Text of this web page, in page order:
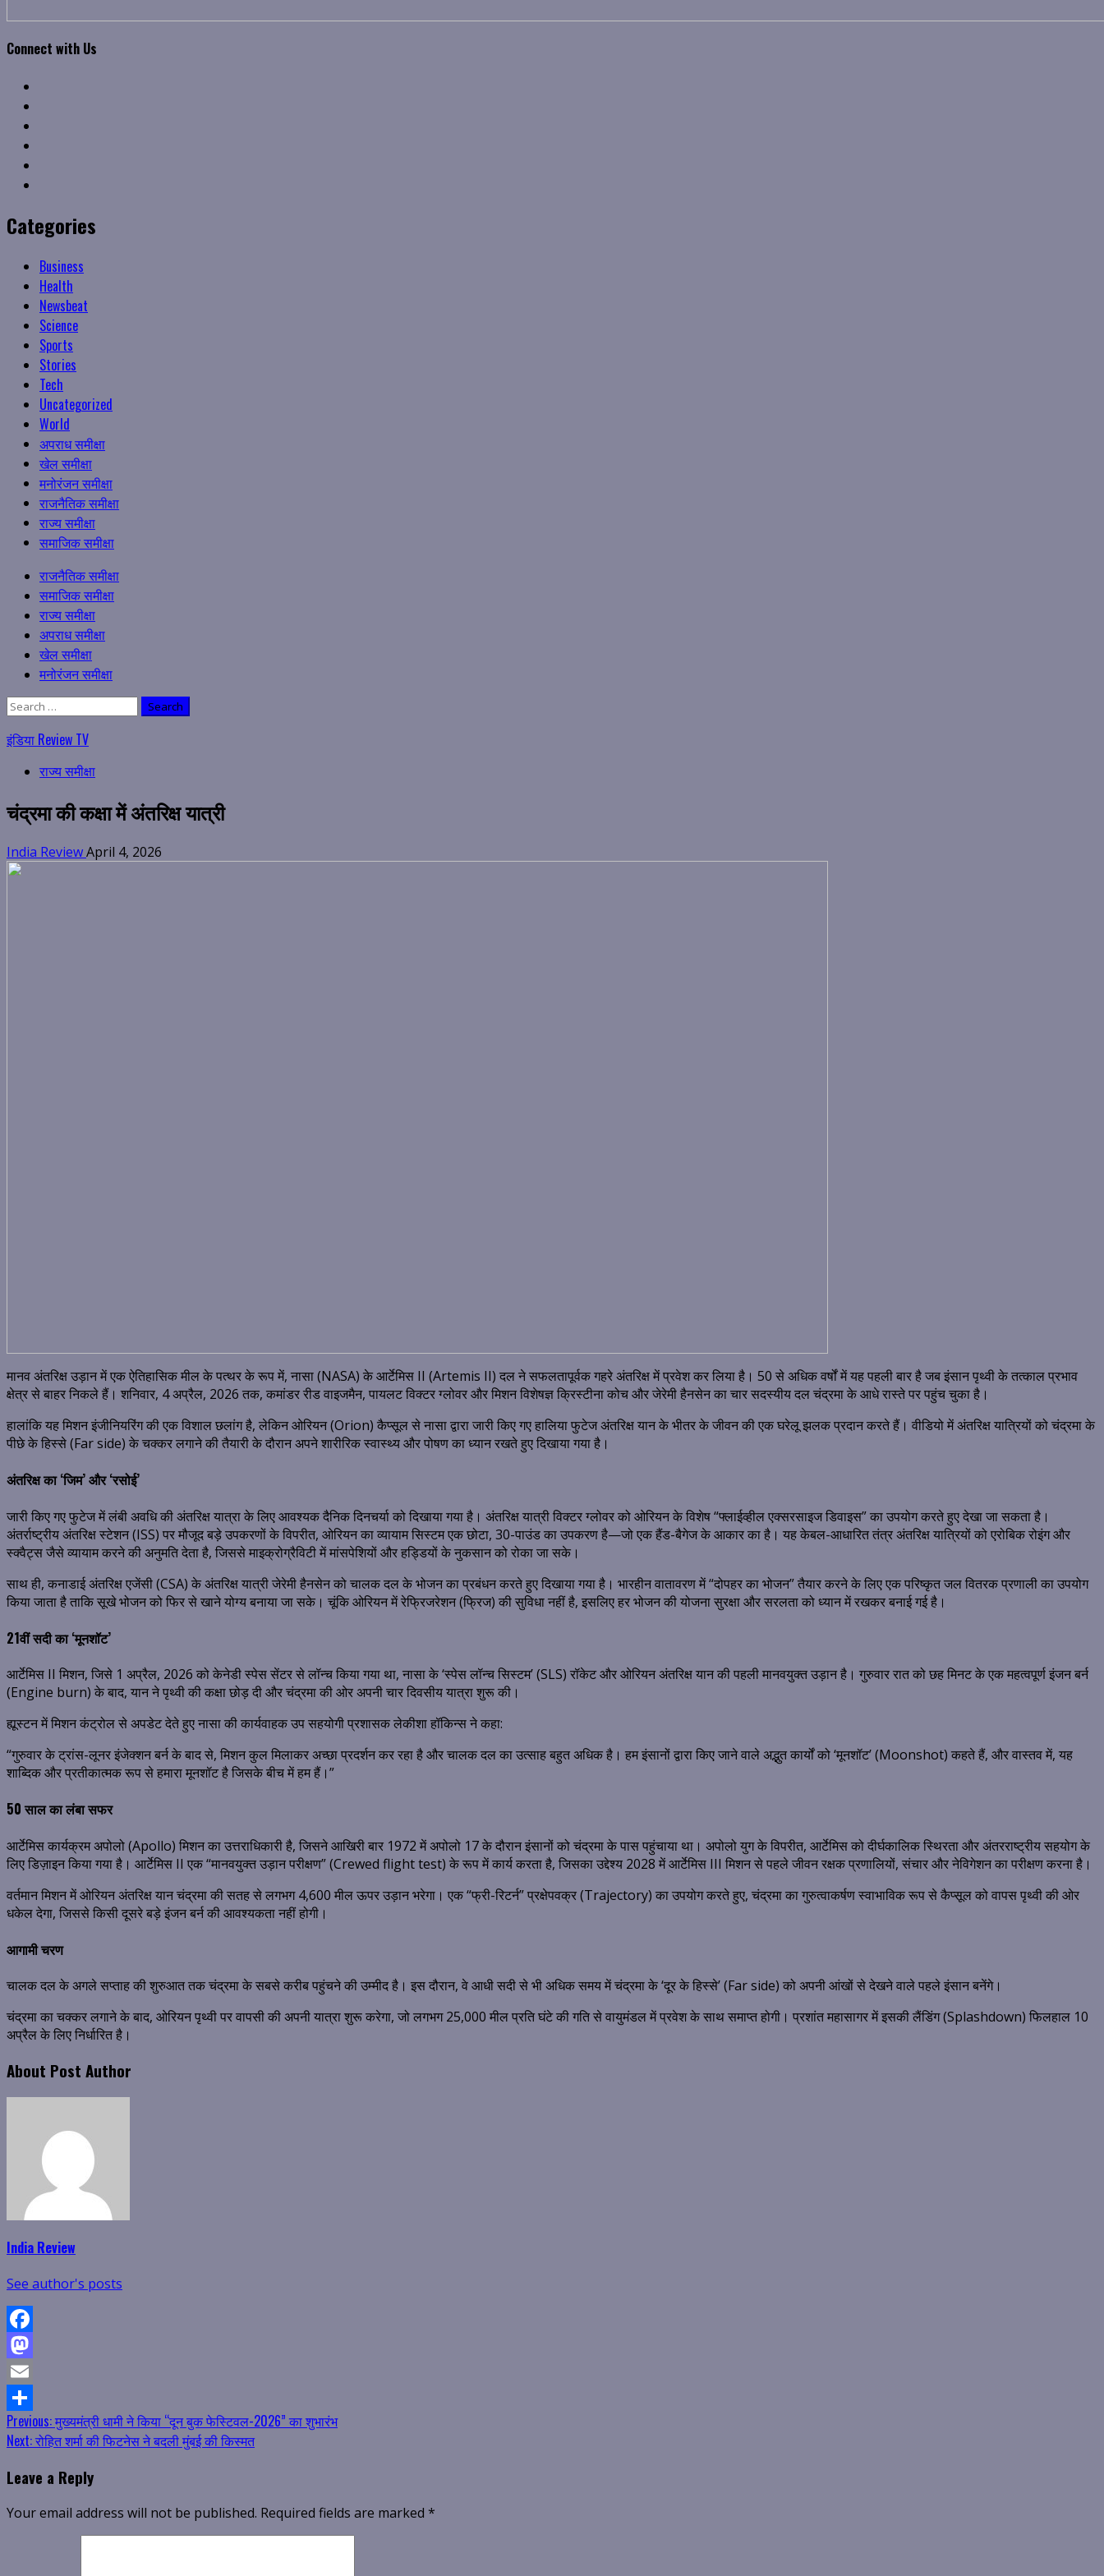
Connect with Us
Categories
Business
Health
Newsbeat
Science
Sports
Stories
Tech
Uncategorized
World
अपराध समीक्षा
खेल समीक्षा
मनोरंजन समीक्षा
राजनैतिक समीक्षा
राज्य समीक्षा
समाजिक समीक्षा
Primary
Menu
राजनैतिक समीक्षा
समाजिक समीक्षा
राज्य समीक्षा
अपराध समीक्षा
खेल समीक्षा
मनोरंजन समीक्षा
Search
इंडिया Review TV
राज्य समीक्षा
चंद्रमा की कक्षा में अंतरिक्ष यात्री
India ReviewApril 4, 2026
मानव अंतरिक्ष उड़ान में एक ऐतिहासिक मील के पत्थर के रूप में, नासा (NASA) के आर्टेमिस II (Artemis II) दल ने सफलतापूर्वक गहरे अंतरिक्ष में प्रवेश कर लिया है। 50 से अधिक वर्षों में यह पहली बार है जब इंसान पृथ्वी के तत्काल प्रभाव
क्षेत्र से बाहर निकले हैं। शनिवार, 4 अप्रैल, 2026 तक, कमांडर रीड वाइजमैन, पायलट विक्टर ग्लोवर और मिशन विशेषज्ञ क्रिस्टीना कोच और जेरेमी हैनसेन का चार सदस्यीय दल चंद्रमा के आधे रास्ते पर पहुंच चुका है।
हालांकि यह मिशन इंजीनियरिंग की एक विशाल छलांग है, लेकिन ओरियन (Orion) कैप्सूल से नासा द्वारा जारी किए गए हालिया फुटेज अंतरिक्ष यान के भीतर के जीवन की एक घरेलू झलक प्रदान करते हैं। वीडियो में अंतरिक्ष यात्रियों को चंद्रमा के
पीछे के हिस्से (Far side) के चक्कर लगाने की तैयारी के दौरान अपने शारीरिक स्वास्थ्य और पोषण का ध्यान रखते हुए दिखाया गया है।
अंतरिक्ष का ‘जिम’ और ‘रसोई’
जारी किए गए फुटेज में लंबी अवधि की अंतरिक्ष यात्रा के लिए आवश्यक दैनिक दिनचर्या को दिखाया गया है। अंतरिक्ष यात्री विक्टर ग्लोवर को ओरियन के विशेष “फ्लाईव्हील एक्सरसाइज डिवाइस” का उपयोग करते हुए देखा जा सकता है।
अंतर्राष्ट्रीय अंतरिक्ष स्टेशन (ISS) पर मौजूद बड़े उपकरणों के विपरीत, ओरियन का व्यायाम सिस्टम एक छोटा, 30-पाउंड का उपकरण है—जो एक हैंड-बैगेज के आकार का है। यह केबल-आधारित तंत्र अंतरिक्ष यात्रियों को एरोबिक रोइंग और
स्क्वैट्स जैसे व्यायाम करने की अनुमति देता है, जिससे माइक्रोग्रैविटी में मांसपेशियों और हड्डियों के नुकसान को रोका जा सके।
साथ ही, कनाडाई अंतरिक्ष एजेंसी (CSA) के अंतरिक्ष यात्री जेरेमी हैनसेन को चालक दल के भोजन का प्रबंधन करते हुए दिखाया गया है। भारहीन वातावरण में “दोपहर का भोजन” तैयार करने के लिए एक परिष्कृत जल वितरक प्रणाली का उपयोग
किया जाता है ताकि सूखे भोजन को फिर से खाने योग्य बनाया जा सके। चूंकि ओरियन में रेफ्रिजरेशन (फ्रिज) की सुविधा नहीं है, इसलिए हर भोजन की योजना सुरक्षा और सरलता को ध्यान में रखकर बनाई गई है।
21वीं सदी का ‘मूनशॉट’
आर्टेमिस II मिशन, जिसे 1 अप्रैल, 2026 को केनेडी स्पेस सेंटर से लॉन्च किया गया था, नासा के ‘स्पेस लॉन्च सिस्टम’ (SLS) रॉकेट और ओरियन अंतरिक्ष यान की पहली मानवयुक्त उड़ान है। गुरुवार रात को छह मिनट के एक महत्वपूर्ण इंजन बर्न
(Engine burn) के बाद, यान ने पृथ्वी की कक्षा छोड़ दी और चंद्रमा की ओर अपनी चार दिवसीय यात्रा शुरू की।
ह्यूस्टन में मिशन कंट्रोल से अपडेट देते हुए नासा की कार्यवाहक उप सहयोगी प्रशासक लेकीशा हॉकिन्स ने कहा:
“गुरुवार के ट्रांस-लूनर इंजेक्शन बर्न के बाद से, मिशन कुल मिलाकर अच्छा प्रदर्शन कर रहा है और चालक दल का उत्साह बहुत अधिक है। हम इंसानों द्वारा किए जाने वाले अद्भुत कार्यों को ‘मूनशॉट’ (Moonshot) कहते हैं, और वास्तव में, यह
शाब्दिक और प्रतीकात्मक रूप से हमारा मूनशॉट है जिसके बीच में हम हैं।”
50 साल का लंबा सफर
आर्टेमिस कार्यक्रम अपोलो (Apollo) मिशन का उत्तराधिकारी है, जिसने आखिरी बार 1972 में अपोलो 17 के दौरान इंसानों को चंद्रमा के पास पहुंचाया था। अपोलो युग के विपरीत, आर्टेमिस को दीर्घकालिक स्थिरता और अंतरराष्ट्रीय सहयोग के
लिए डिज़ाइन किया गया है। आर्टेमिस II एक “मानवयुक्त उड़ान परीक्षण” (Crewed flight test) के रूप में कार्य करता है, जिसका उद्देश्य 2028 में आर्टेमिस III मिशन से पहले जीवन रक्षक प्रणालियों, संचार और नेविगेशन का परीक्षण करना है।
वर्तमान मिशन में ओरियन अंतरिक्ष यान चंद्रमा की सतह से लगभग 4,600 मील ऊपर उड़ान भरेगा। एक “फ्री-रिटर्न” प्रक्षेपवक्र (Trajectory) का उपयोग करते हुए, चंद्रमा का गुरुत्वाकर्षण स्वाभाविक रूप से कैप्सूल को वापस पृथ्वी की ओर
धकेल देगा, जिससे किसी दूसरे बड़े इंजन बर्न की आवश्यकता नहीं होगी।
आगामी चरण
चालक दल के अगले सप्ताह की शुरुआत तक चंद्रमा के सबसे करीब पहुंचने की उम्मीद है। इस दौरान, वे आधी सदी से भी अधिक समय में चंद्रमा के ‘दूर के हिस्से’ (Far side) को अपनी आंखों से देखने वाले पहले इंसान बनेंगे।
चंद्रमा का चक्कर लगाने के बाद, ओरियन पृथ्वी पर वापसी की अपनी यात्रा शुरू करेगा, जो लगभग 25,000 मील प्रति घंटे की गति से वायुमंडल में प्रवेश के साथ समाप्त होगी। प्रशांत महासागर में इसकी लैंडिंग (Splashdown) फिलहाल 10
अप्रैल के लिए निर्धारित है।
About Post Author
India Review
See author's posts
Facebook
Mastodon
Email
Share
Continue
Reading
Previous:मुख्यमंत्री धामी ने किया “दून बुक फेस्टिवल-2026” का शुभारंभ
Next:रोहित शर्मा की फिटनेस ने बदली मुंबई की किस्मत
Leave a Reply
Your email address will not be published. Required fields are marked *